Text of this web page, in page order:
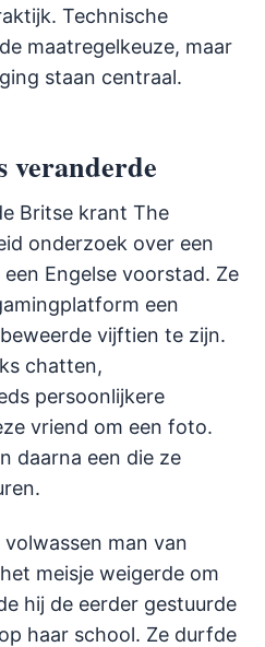
Technische
maatregelkeuze, maar
staan centraal.
veranderde
Britse krant The
onderzoek over een
Engelse voorstad. Ze
een
vijftien te zijn.
chatten,
persoonlijkere
vriend om een foto.
daarna een die ze
volwassen man van
meisje weigerde om
hij de eerder gestuurde
haar school. Ze durfde